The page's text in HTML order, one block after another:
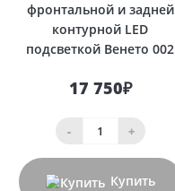
фронтальной и задней
контурной LED
подсветкой Венето 002
17 750₽
- +
Купить